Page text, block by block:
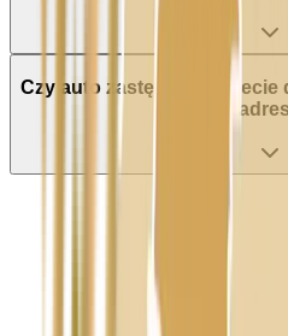
Czy auto zastępcze
Nie wypełniaj tego pola